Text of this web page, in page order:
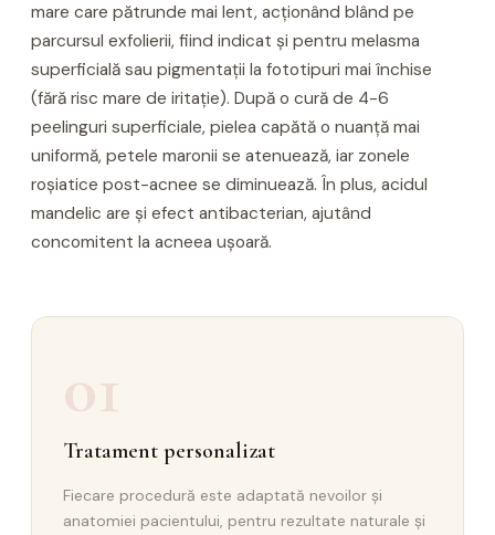
mare care pătrunde mai lent, acționând blând pe
parcursul exfolierii, fiind indicat și pentru melasma
superficială sau pigmentații la fototipuri mai închise
(fără risc mare de iritație). După o cură de 4-6
peelinguri superficiale, pielea capătă o nuanță mai
uniformă, petele maronii se atenuează, iar zonele
roșiatice post-acnee se diminuează. În plus, acidul
mandelic are și efect antibacterian, ajutând
concomitent la acneea ușoară.
01
Tratament personalizat
Fiecare procedură este adaptată nevoilor și
anatomiei pacientului, pentru rezultate naturale și